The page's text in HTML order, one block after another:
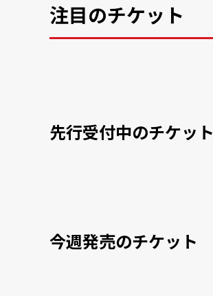
注目のチケット
先行受付中のチケット
今週発売のチケット